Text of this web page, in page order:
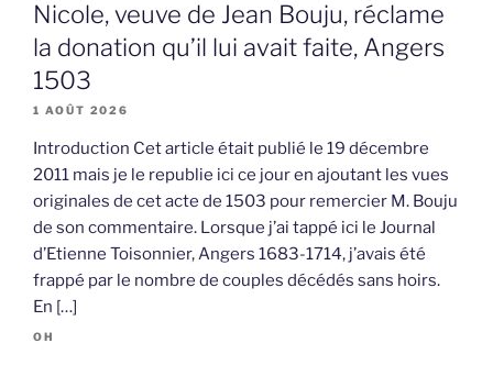
Nicole, veuve de Jean Bouju, réclame
la donation qu’il lui avait faite, Angers
1503
1 AOÛT 2026
Introduction Cet article était publié le 19 décembre
2011 mais je le republie ici ce jour en ajoutant les vues
originales de cet acte de 1503 pour remercier M. Bouju
de son commentaire. Lorsque j’ai tappé ici le Journal
d’Etienne Toisonnier, Angers 1683-1714, j’avais été
frappé par le nombre de couples décédés sans hoirs.
En […]
OH